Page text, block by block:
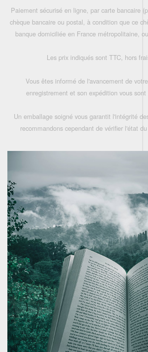
Paiement sécurisé en ligne, par carte bancaire
chèque bancaire ou postal, à condition que ce
banque domiciliée en France métropolitaine,
Les prix indiqués sont TTC, hors
Vous êtes informé de l'avancement de
enregistrement et son expédition vous sont
Un emballage soigné vous garantit l'intégrité
recommandons cependant de vérifier l'état